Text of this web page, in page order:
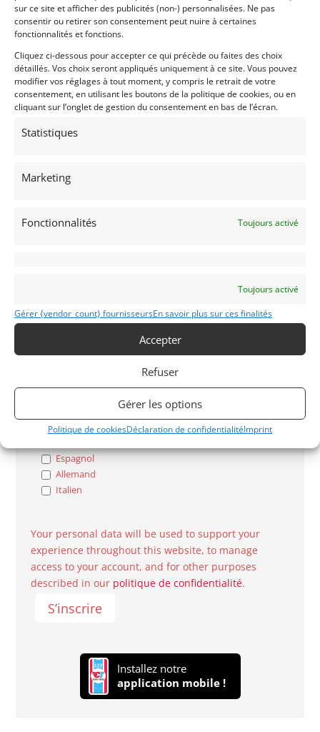
sur ce site et afficher des publicités (non-) personnalisées. Ne pas
consentir ou retirer son consentement peut nuire à certaines
fonctionnalités et fonctions.
Cliquez ci-dessous pour accepter ce qui précède ou faites des choix
détaillés. Vos choix seront appliqués uniquement à ce site. Vous pouvez
modifier vos réglages à tout moment, y compris le retrait de votre
consentement, en utilisant les boutons de la politique de cookies, ou en
cliquant sur l’onglet de gestion du consentement en bas de l’écran.
Statistiques
Marketing
Fonctionnalités Toujours activé
Toujours activé
Gérer {vendor_count} fournisseursEn savoir plus sur ces finalités
Accepter
Refuser
Gérer les options
Politique de cookiesDéclaration de confidentialitéImprint
Ville
Pays
GT/TOURISME/RALLYE
Français
Espagnol
Allemand
Italien
Your personal data will be used to support your
experience throughout this website, to manage
access to your account, and for other purposes
described in our politique de confidentialité.
S’inscrire
Installez notre
application mobile !